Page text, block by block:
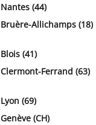
Nantes (44)
Bruère-Allichamps (18)
Blois (41)
Clermont-Ferrand (63)
Lyon (69)
Genève (CH)